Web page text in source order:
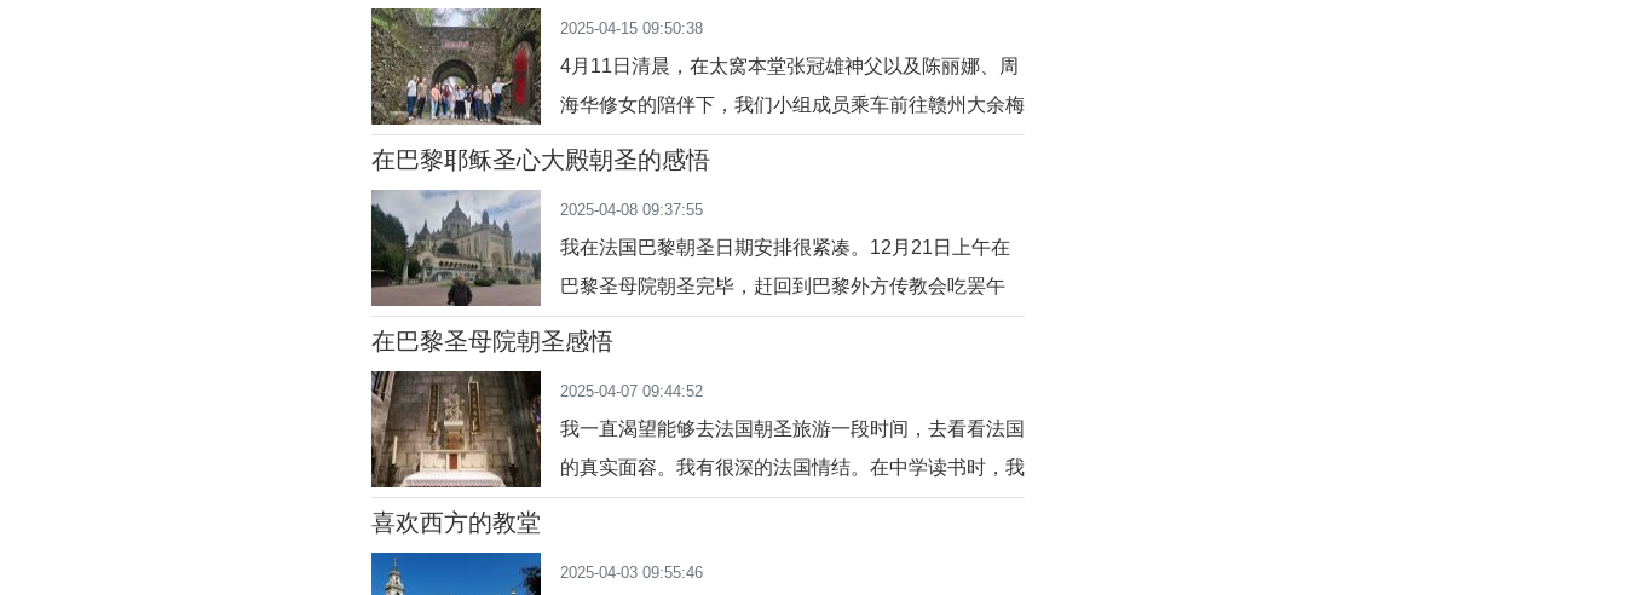
他便将平安带入了人心深处的不
2025-04-15 09:50:38
4月11日清晨，在太窝本堂张冠雄神父以及陈丽娜、周
海华修女的陪伴下，我们小组成员乘车前往赣州大余梅
关，开始团建之旅。车窗外，景色如幻灯片般快速闪
拉开帷幕。上午10时，我们抵达梅关古道，这里，便
是利玛窦神父曾经涉足之地 。当我们的双脚踏上这条
蜿蜒的石板路，
在巴黎耶稣圣心大殿朝圣的感悟
2025-04-08 09:37:55
我在法国巴黎朝圣日期安排很紧凑。12月21日上午在
巴黎圣母院朝圣完毕，赶回到巴黎外方传教会吃罢午
餐，午休片刻，就计划下午去巴黎圣心大教堂朝圣。初
程，帮助我买了一张地铁卡，我就独自闯巴黎了。在巴
黎读博士的四川刘薇佳姐妹，本来希望陪我下午去圣心
大教堂，但是我怕
在巴黎圣母院朝圣感悟
2025-04-07 09:44:52
我一直渴望能够去法国朝圣旅游一段时间，去看看法国
的真实面容。我有很深的法国情结。在中学读书时，我
在上海佘山修院读书时，选修的外语是法语，读了四年
喜欢西方的教堂
2025-04-03 09:55:46